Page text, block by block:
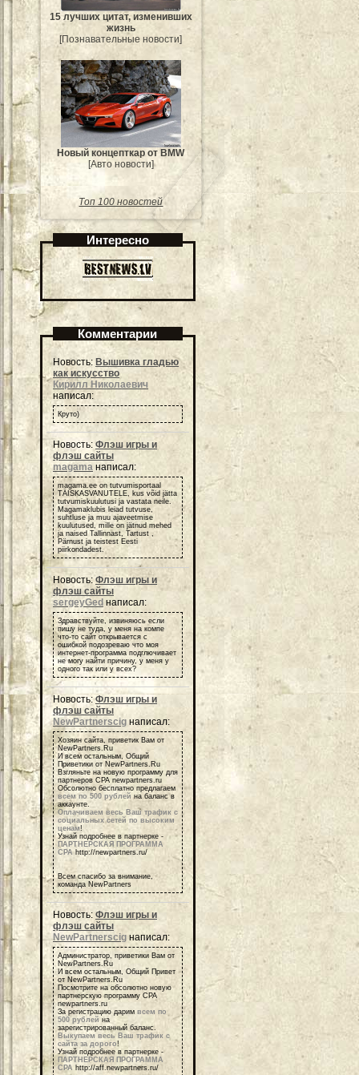
15 лучших цитат, изменивших
жизнь
[Познавательные новости]
Новый концепткар от BMW
[Авто новости]
Топ 100 новостей
Интересно
Комментарии
Новость: Вышивка гладью
как искусство
Кирилл Николаевич
написал:
Круто)
Новость: Флэш игры и
флэш сайты
magama написал:
magama.ee on tutvumisportaal
TÄISKASVANUTELE, kus võid jätta
tutvumiskuulutusi ja vastata neile.
Magamaklubis leiad tutvuse,
suhtluse ja muu ajaveetmise
kuulutused, mille on jätnud mehed
ja naised Tallinnast, Tartust ,
Pärnust ja teistest Eesti
piirkondadest.
Новость:Флэш игры и
флэш сайты
sergeyGed написал:
Здравствуйте, извиняюсь если
пишу не туда, у меня на компе
что-то сайт открывается с
ошибкой подозреваю что моя
интернет-программа подглючивает
не могу найти причину, у меня у
одного так или у всех?
Новость:Флэш игры и
флэш сайты
NewPartnerscig написал:
Хозяин сайта, приветик Вам от
NewPartners.Ru
И всем остальным, Общий
Приветики от NewPartners.Ru
Взгляньте на новую программу для
партнеров СРА newpartners.ru
Обсолютно бесплатно предлагаем
всем по 500 рублей на баланс в
аккаунте.
Оплачиваем весь Ваш трафик с
социальных сетей по высоким
ценам!
Узнай подробнее в партнерке -
ПАРТНЕРСКАЯ ПРОГРАММА
СРАhttp://newpartners.ru/
Всем спасибо за внимание,
команда NewPartners
Новость: Флэш игры и
флэш сайты
NewPartnerscig написал:
Администратор, приветики Вам от
NewPartners.Ru
И всем остальным, Общий Привет
от NewPartners.Ru
Посмотрите на обсолютно новую
партнерскую программу СРА
newpartners.ru
За регистрацию дарим всем по
500 рублей на
зарегистрированный баланс.
Выкупаем весь Ваш трафик с
сайта за дорого!
Узнай подробнее в партнерке -
ПАРТНЕРСКАЯ ПРОГРАММА
СРА http://aff.newpartners.ru/